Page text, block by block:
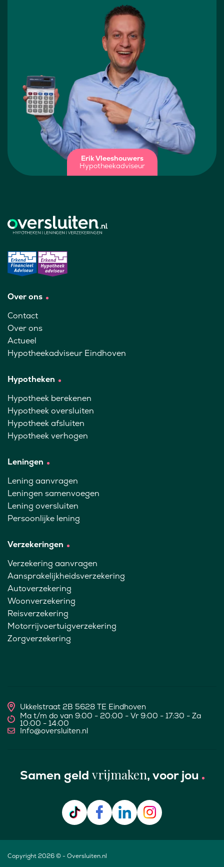
Erik Vleeshouwers
Hypotheekadviseur
Over ons
Contact
Over ons
Actueel
Hypotheekadviseur Eindhoven
Hypotheken
Hypotheek berekenen
Hypotheek oversluiten
Hypotheek afsluiten
Hypotheek verhogen
Leningen
Lening aanvragen
Leningen samenvoegen
Lening oversluiten
Persoonlijke lening
Verzekeringen
Verzekering aanvragen
Aansprakelijkheidsverzekering
Autoverzekering
Woonverzekering
Reisverzekering
Motorrijvoertuigverzekering
Zorgverzekering
Ukkelstraat 2B 5628 TE Eindhoven
Ma t/m do van 9:00 - 20:00 - Vr 9:00 - 17:30 - Za
10:00 - 14:00
Info@oversluiten.nl
Samen geld vrijmaken, voor jou
Copyright 2026 © - Oversluiten.nl